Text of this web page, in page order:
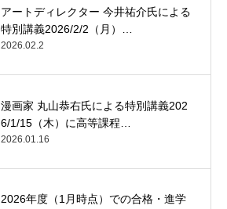
アートディレクター 今井祐介氏による
特別講義2026/2/2（月）…
2026.02.2
漫画家 丸山恭右氏による特別講義202
6/1/15（木）に高等課程…
2026.01.16
2026年度（1月時点）での合格・進学